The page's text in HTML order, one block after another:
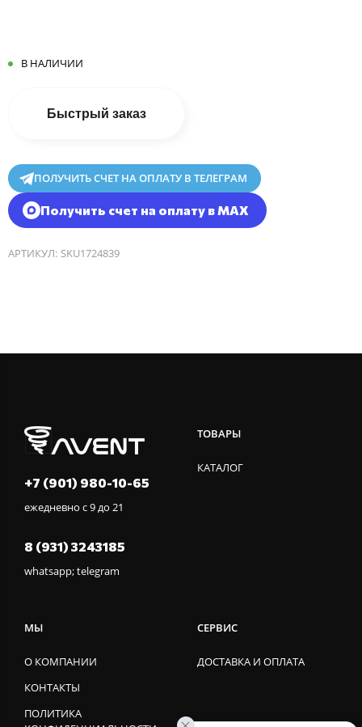
В НАЛИЧИИ
Быстрый заказ
ПОЛУЧИТЬ СЧЕТ НА ОПЛАТУ В ТЕЛЕГРАМ
Получить счет на оплату в MAX
АРТИКУЛ: SKU1724839
+7 (901) 980-10-65
ежедневно с 9 до 21
8 (931) 3243185
whatsapp; telegram
ТОВАРЫ
КАТАЛОГ
МЫ
О КОМПАНИИ
КОНТАКТЫ
ПОЛИТИКА
СЕРВИС
ДОСТАВКА И ОПЛАТА